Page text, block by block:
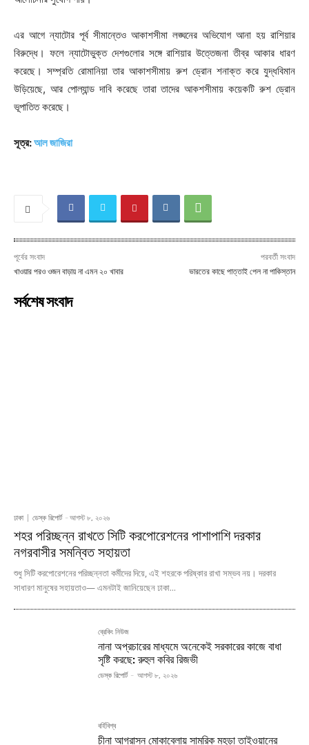
এর আগে ন্যাটোর পূর্ব সীমান্তেও আকাশসীমা লঙ্ঘনের অভিযোগ আনা হয় রাশিয়ার
বিরুদ্ধে। ফলে ন্যাটোভুক্ত দেশগুলোর সঙ্গে রাশিয়ার উত্তেজনা তীব্র আকার ধারণ
করেছে। সম্প্রতি রোমানিয়া তার আকাশসীমায় রুশ ড্রোন শনাক্ত করে যুদ্ধবিমান
উড়িয়েছে, আর পোল্যান্ড দাবি করেছে তারা তাদের আকশসীমায় কয়েকটি রুশ ড্রোন
ভূপাতিত করেছে।
সূত্র:আল জাজিরা
পূর্বের সংবাদ
খাওয়ার পরও ওজন বাড়ায় না এমন ২০ খাবার
পরবর্তী সংবাদ
ভারতের কাছে পাত্তাই পেল না পাকিস্তান
সর্বশেষ সংবাদ
ঢাকা ডেস্ক রিপোর্ট - আগস্ট ৮, ২০২৬
শহর পরিচ্ছন্ন রাখতে সিটি করপোরেশনের পাশাপাশি দরকার
নগরবাসীর সমন্বিত সহায়তা
শুধু সিটি করপোরেশনের পরিচ্ছন্নতা কর্মীদের দিয়ে, এই শহরকে পরিষ্কার রাখা সম্ভব নয়। দরকার
সাধারণ মানুষের সহায়তাও— এমনটাই জানিয়েছেন ঢাকা...
ব্রেকিং নিউজ
নানা অপ্রচারের মাধ্যমে অনেকেই সরকারের কাজে বাধা
সৃষ্টি করছে: রুহুল কবির রিজভী
ডেস্ক রিপোর্ট - আগস্ট ৮, ২০২৬
বর্হিবিশ্ব
চীনা আগ্রাসন মোকাবেলায় সামরিক মহড়া তাইওয়ানের